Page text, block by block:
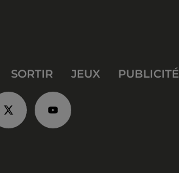
SORTIR JEUX PUBLICITÉ